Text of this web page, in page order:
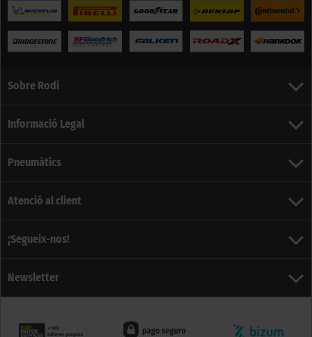
Sobre Rodi
Informació Legal
Pneumàtics
Atenció al client
¡Segueix-nos!
Newsletter